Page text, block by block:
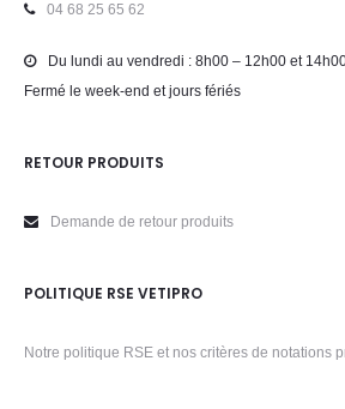
04 68 25 65 62
Du lundi au vendredi : 8h00 – 12h00 et
Fermé le week-end et jours fériés
RETOUR PRODUITS
Demande de retour produits
POLITIQUE RSE VETIPRO
Notre politique RSE et nos critères de notations